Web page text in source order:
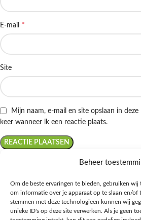
Beheer
Om de beste ervaringen te bieden, gebruiken wij
om informatie over je apparaat op te slaan en/of
stemmen met deze technologieën kunnen wij
unieke ID's op deze site verwerken. Als je geen
E-mail *
Site
Mijn naam, e-mail en site opslaan in
keer wanneer ik een reactie plaats.
Ontdek de beste keto-vriendelijke keuzes
kennis met onze diepgaande blogs over het
favoriete keto recepten in onze bruisende